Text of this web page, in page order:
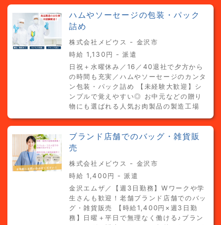
ハムやソーセージの包装・パック
詰め
株式会社メビウス - 金沢市
時給 1,130円 - 派遣
日祝＋水曜休み／16／40退社で夕方から
の時間も充実／ハムやソーセージのカンタ
ン包装・パック詰め 【未経験大歓迎】シ
ンプルで覚えやすい◎ お中元などの贈り
物にも選ばれる人気お肉製品の製造工場
ブランド店舗でのバッグ・雑貨販
売
株式会社メビウス - 金沢市
時給 1,400円 - 派遣
金沢エムザ／【週3日勤務】Wワークや学
生さんも歓迎！老舗ブランド店舗でのバッ
グ・雑貨販売 【時給1,400円×週3日勤
務】日曜＋平日で無理なく働ける♪ブラン